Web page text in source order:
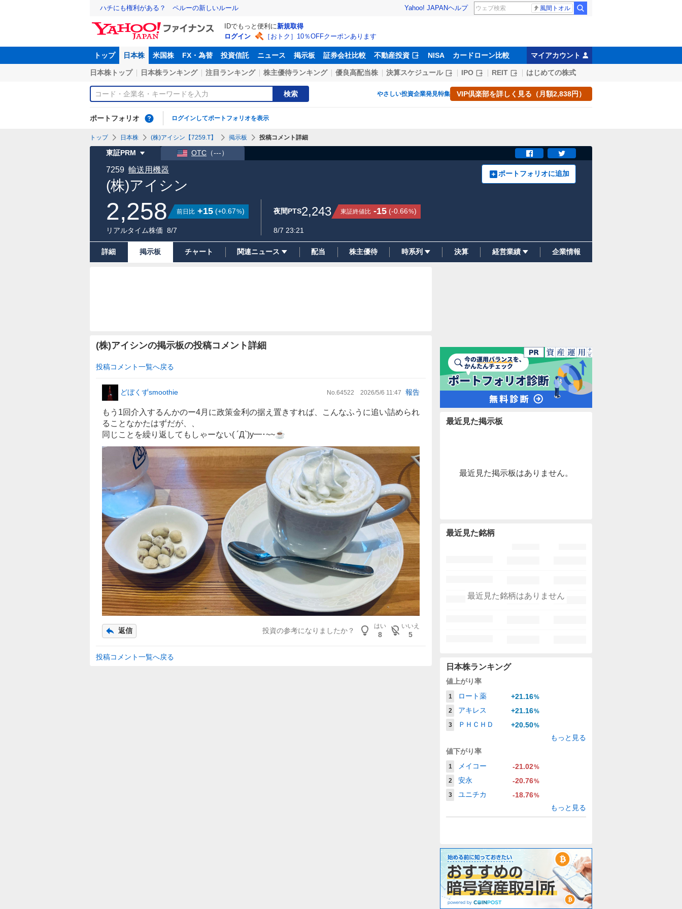
ハチにも権利がある？ ペルーの新しいルール Yahoo! JAPANヘルプ 風間トオル
IDでもっと便利に新規取得
ログイン
［おトク］10％OFFクーポンあります
トップ 日本株 米国株 FX・為替 投資信託 ニュース 掲示板 証券会社比較 不動産投資 NISA カードローン比較 マイアカウント
日本株トップ 日本株ランキング 注目ランキング 株主優待ランキング 優良高配当株 決算スケジュール IPO REIT はじめての株式
検索 やさしい投資企業発見特集 VIP倶楽部を詳しく見る（月額2,838円）
ポートフォリオ ログインしてポートフォリオを表示
トップ 日本株 (株)アイシン【7259.T】 掲示板 投稿コメント詳細
東証PRM OTC （---）
(株)アイシン
7259 輸送用機器 ポートフォリオに追加
2,258 前日比 +15 (+0.67%)
リアルタイム株価 8/7
夜間PTS2,243 東証終値比 -15 (-0.66%)
8/7 23:21
詳細 掲示板 チャート 関連ニュース 配当 株主優待 時系列 決算 経営業績 企業情報
(株)アイシンの掲示板の投稿コメント詳細
投稿コメント一覧へ戻る
どぼくずsmoothie No. 64522 2026/5/6 11:47 報告
もう1回介入するんかのー4月に政策金利の据え置きすれば、こんなふうに追い詰められ
ることなかたはずだが、、
同じことを繰り返してもしゃーない( ´Д`)y━･~~☕️
返信 投資の参考になりましたか？
はい
8
いいえ
5
投稿コメント一覧へ戻る
最近見た掲示板
最近見た掲示板はありません。
最近見た銘柄
最近見た銘柄はありません
日本株ランキング
値上がり率
1 ロート薬 +21.16%
2
アキレス +21.16%
3
ＰＨＣＨＤ +20.50%
もっと見る
値下がり率
1 メイコー -21.02%
2
安永 -20.76%
3
ユニチカ -18.76%
もっと見る